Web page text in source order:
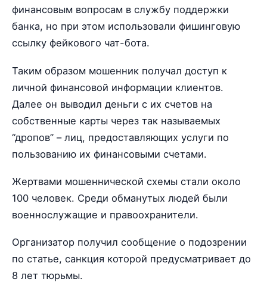
финансовым вопросам в службу поддержки
банка, но при этом использовали фишинговую
ссылку фейкового чат-бота.
Таким образом мошенник получал доступ к
личной финансовой информации клиентов.
Далее он выводил деньги с их счетов на
собственные карты через так называемых
“дропов” – лиц, предоставляющих услуги по
пользованию их финансовыми счетами.
Жертвами мошеннической схемы стали около
100 человек. Среди обманутых людей были
военнослужащие и правоохранители.
Организатор получил сообщение о подозрении
по статье, санкция которой предусматривает до
8 лет тюрьмы.